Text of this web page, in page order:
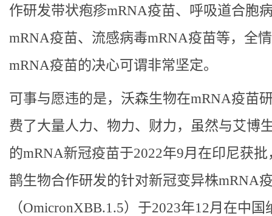
作研发带状疱疹mRNA疫苗、呼吸道合胞
mRNA疫苗、流感病毒mRNA疫苗等，全
mRNA疫苗的决心可谓非常坚定。
可事与愿违的是，沃森生物在mRNA疫苗
费了大量人力、物力、财力，虽然与艾博
的mRNA新冠疫苗于2022年9月在印尼获批
鹊生物合作研发的针对新冠变异株mRNA
（OmicronXBB.1.5）于2023年12月在中国